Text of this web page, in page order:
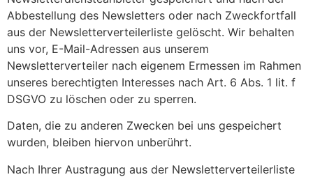
Abbestellung des Newsletters oder nach Zweckfortfall
aus der Newsletterverteilerliste gelöscht. Wir behalten
uns vor, E-Mail-Adressen aus unserem
Newsletterverteiler nach eigenem Ermessen im Rahmen
unseres berechtigten Interesses nach Art. 6 Abs. 1 lit. f
DSGVO zu löschen oder zu sperren.
Daten, die zu anderen Zwecken bei uns gespeichert
wurden, bleiben hiervon unberührt.
Nach Ihrer Austragung aus der Newsletterverteilerliste